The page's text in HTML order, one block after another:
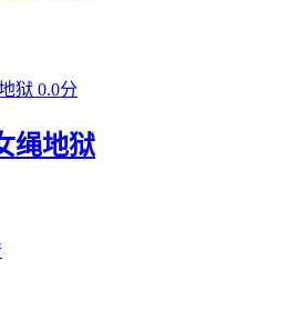
0.0分
绳地狱